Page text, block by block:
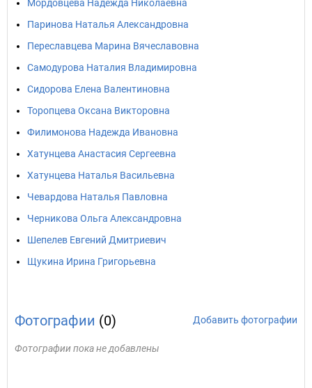
Мордовцева Надежда Николаевна
Паринова Наталья Александровна
Переславцева Марина Вячеславовна
Самодурова Наталия Владимировна
Сидорова Елена Валентиновна
Торопцева Оксана Викторовна
Филимонова Надежда Ивановна
Хатунцева Анастасия Сергеевна
Хатунцева Наталья Васильевна
Чевардова Наталья Павловна
Черникова Ольга Александровна
Шепелев Евгений Дмитриевич
Щукина Ирина Григорьевна
Фотографии (0) Добавить фотографии
Фотографии пока не добавлены